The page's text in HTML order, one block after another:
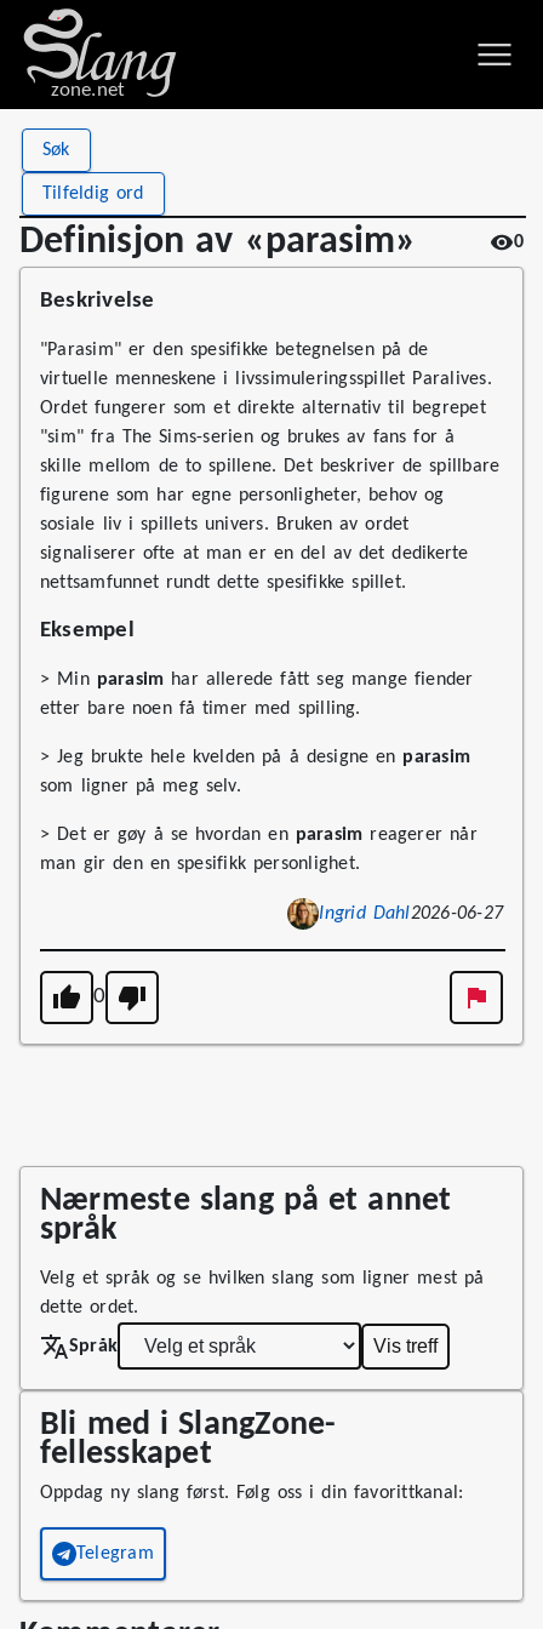
zone.net
Søk
Tilfeldig ord
Definisjon av «parasim» 0
Definisjon av «parasim»
Stat
Views
Definitions 1
2026
Beskrivelse
"Parasim" er den spesifikke betegnelsen på de
virtuelle menneskene i livssimuleringsspillet Paralives.
Ordet fungerer som et direkte alternativ til begrepet
"sim" fra The Sims-serien og brukes av fans for å
skille mellom de to spillene. Det beskriver de spillbare
figurene som har egne personligheter, behov og
sosiale liv i spillets univers. Bruken av ordet
signaliserer ofte at man er en del av det dedikerte
nettsamfunnet rundt dette spesifikke spillet.
Eksempel
> Min parasim har allerede fått seg mange fiender
etter bare noen få timer med spilling.
> Jeg brukte hele kvelden på å designe en parasim
som ligner på meg selv.
> Det er gøy å se hvordan en parasim reagerer når
man gir den en spesifikk personlighet.
Ingrid Dahl2026-06-27
0
Nærmeste slang på et annet
språk
Velg et språk og se hvilken slang som ligner mest på
dette ordet.
Språk
Vis treff
Bli med i SlangZone-
fellesskapet
Oppdag ny slang først. Følg oss i din favorittkanal:
Telegram